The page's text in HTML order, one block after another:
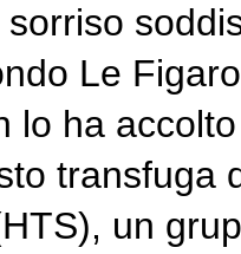
Le
ha
transfuga
un